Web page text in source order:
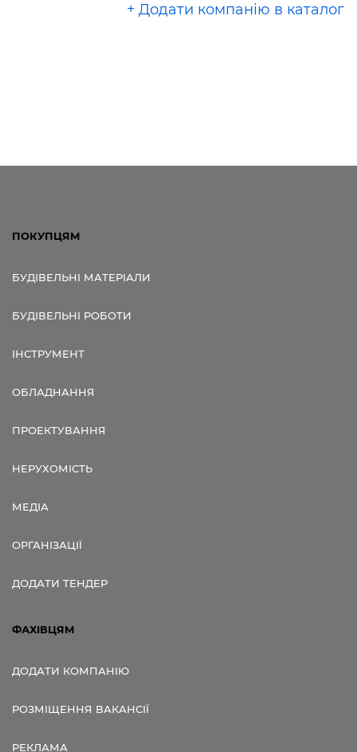
+ Додати компанію в каталог
ПОКУПЦЯМ
БУДІВЕЛЬНІ МАТЕРІАЛИ
БУДІВЕЛЬНІ РОБОТИ
ІНСТРУМЕНТ
ОБЛАДНАННЯ
ПРОЕКТУВАННЯ
НЕРУХОМІСТЬ
МЕДІА
ОРГАНІЗАЦІЇ
ДОДАТИ ТЕНДЕР
ФАХІВЦЯМ
ДОДАТИ КОМПАНІЮ
РОЗМІЩЕННЯ ВАКАНСІЇ
РЕКЛАМА